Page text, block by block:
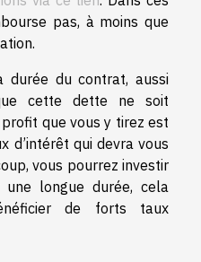
pas, à moins que
durée du contrat, aussi
cette dette ne soit
que vous y tirez est
d’intérêt qui devra vous
vous pourrez investir
longue durée, cela
de forts taux